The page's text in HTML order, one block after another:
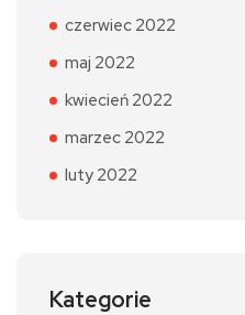
czerwiec 2022
maj 2022
kwiecień 2022
marzec 2022
luty 2022
Kategorie